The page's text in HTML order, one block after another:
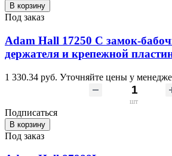
В корзину
Под заказ
Adam Hall 17250 C замок-
держателя и крепежной
1 330.34 руб. Уточняйте цены у
шт
Подписаться
В корзину
Под заказ